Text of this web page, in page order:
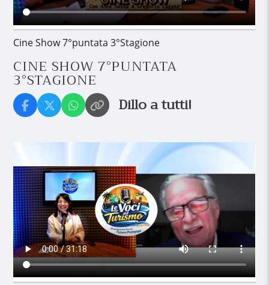
Cine Show 7°puntata 3°Stagione
CINE SHOW 7°PUNTATA
3°STAGIONE
Dillo a tutti!